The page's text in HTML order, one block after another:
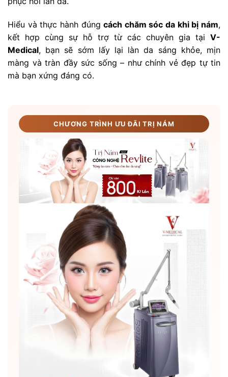
Hiểu và thực hành đúngcách chăm sóc da khi bị nám,
kết hợp cùng sự hỗ trợ từ các chuyên gia tại V-
Medical, bạn sẽ sớm lấy lại làn da sáng khỏe, mịn
màng và tràn đầy sức sống – như chính vẻ đẹp tự tin
mà bạn xứng đáng có.
CHƯƠNG TRÌNH ƯU ĐÃI TRỊ NÁM